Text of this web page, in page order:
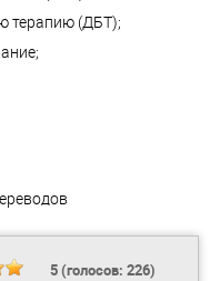
терапию (ДБТ);
5(голосов: 226)